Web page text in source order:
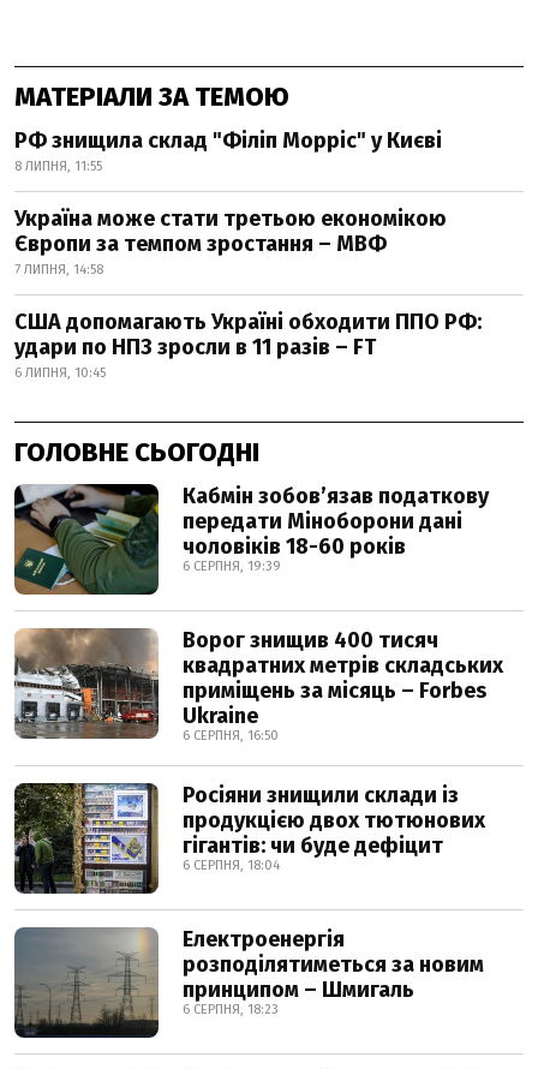
МАТЕРІАЛИ ЗА ТЕМОЮ
РФ знищила склад "Філіп Морріс" у Києві
8 ЛИПНЯ, 11:55
Україна може стати третьою економікою
Європи за темпом зростання – МВФ
7 ЛИПНЯ, 14:58
США допомагають Україні обходити ППО РФ:
удари по НПЗ зросли в 11 разів – FT
6 ЛИПНЯ, 10:45
ГОЛОВНЕ СЬОГОДНІ
Кабмін зобовʼязав податкову
передати Міноборони дані
чоловіків 18-60 років
6 СЕРПНЯ, 19:39
Ворог знищив 400 тисяч
квадратних метрів складських
приміщень за місяць – Forbes
Ukraine
6 СЕРПНЯ, 16:50
Росіяни знищили склади із
продукцією двох тютюнових
гігантів: чи буде дефіцит
6 СЕРПНЯ, 18:04
Електроенергія
розподілятиметься за новим
принципом – Шмигаль
6 СЕРПНЯ, 18:23